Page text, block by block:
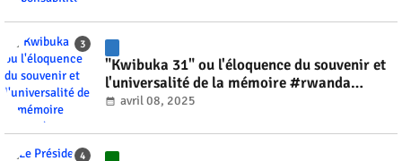
"Kwibuka 31" ou l'éloquence du souvenir et
l'universalité de la mémoire #rwanda
#RwOT
avril 08, 2025